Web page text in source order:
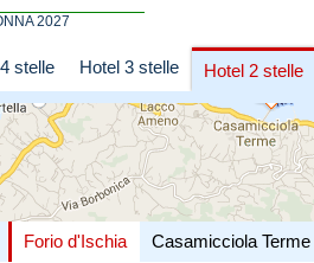
2027
stelle Hotel 3 stelle Hotel 2 stelle
Forio d'Ischia Casamicciola Terme